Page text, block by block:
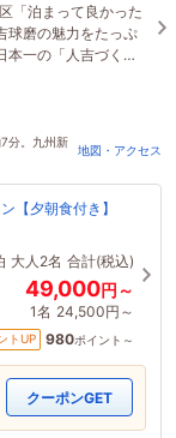
「泊まって良かった
球磨の魅力をたっぷ
本一の「人吉づく
分。九州新
地図・アクセス
【夕朝食付き】
大人2名 合計(税込)
49,000円～
1名 24,500円～
トUP 980ポイント～
クーポンGET